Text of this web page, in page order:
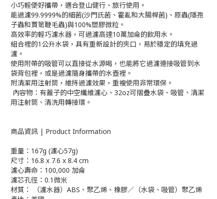
小巧輕便好攜帶，適合登山健行、旅行使用。
能過濾99.9999%的細菌(沙門氏菌、霍亂和大腸桿菌)、原蟲(隱孢
子蟲和賈第鞭毛蟲)與100%塑膠微粒。
高效率的輕巧濾水器，可過濾高達10萬加侖的飲用水。
組合裡的1公升水袋，具有重新設計的夾口，易於穩定的填充過
濾。
使用附帶的吸管可以直接從水源喝，也能將它過濾連接吸管到水
袋背包裡，或是過濾隨身攜帶的水壺裡。
附清潔用注射筒，維持過濾效果，重複使用非常環保。
內容物：有蓋子的中空纖維濾心、32oz可摺疊水袋、吸管、清潔
用注射筒、清洗用轉接環。
商品資訊 | Product Information
重量：167g (濾心57g)
尺寸：16.8 x 7.6 x 8.4 cm
濾心壽命：100,000 加侖
濾芯孔徑：0.1微米
材質： （濾水器）ABS、聚乙烯、橡膠／（水袋、吸管）聚乙烯